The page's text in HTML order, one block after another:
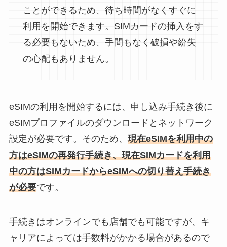
ことができるため、待ち時間がなくすぐに
利用を開始できます。SIMカードの挿入をす
る必要もないため、手間もなく破損や紛失
の心配もありません。
eSIMの利用を開始するには、申し込み手続き後に
eSIMプロファイルのダウンロードとネットワーク
設定が必要です。そのため、 現在eSIMを利用中の
方はeSIMの再発行手続き、現在SIMカードを利用
中の方はSIMカードからeSIMへの切り替え手続き
が必要です。
手続きはオンラインでも店舗でも可能ですが、キ
ャリアによっては手数料がかかる場合があるので